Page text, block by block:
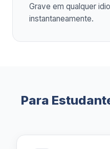
Grave em qualquer
instantaneamente.
Para